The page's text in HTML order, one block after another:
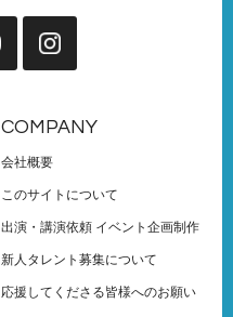
COMPANY
会社概要
このサイトについて
出演・講演依頼 イベント企画制作
新人タレント募集について
応援してくださる皆様へのお願い